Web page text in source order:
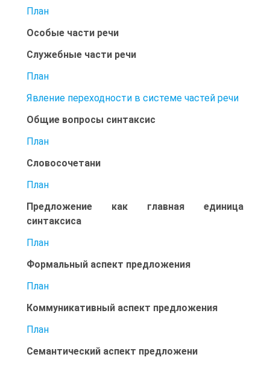
План
Особые части речи
Служебные части речи
План
Явление переходности в системе частей речи
Общие вопросы синтаксис
План
Словосочетани
План
Предложение как главная единица
синтаксиса
План
Формальный аспект предложения
План
Коммуникативный аспект предложения
План
Семантический аспект предложени